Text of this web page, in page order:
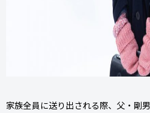
家族全員に送り出される際、父・剛